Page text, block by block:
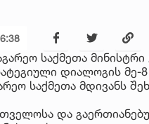
საქმეთა
დიალოგის მე-
საქმეთა მდივანს
და